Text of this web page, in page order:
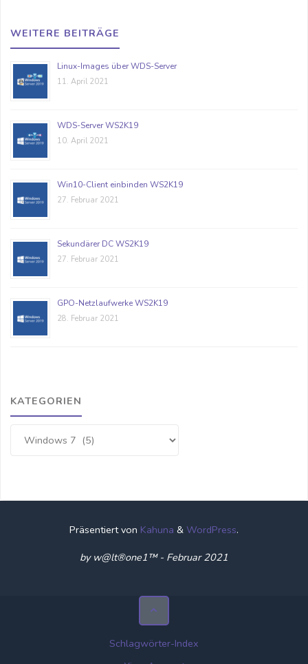
WEITERE BEITRÄGE
Linux-Images über WDS-Server
11. April 2021
WDS-Server WS2K19
10. April 2021
Win10-Client einbinden WS2K19
27. Februar 2021
Sekundärer DC WS2K19
27. Februar 2021
GPO-Netzlaufwerke WS2K19
28. Februar 2021
KATEGORIEN
Präsentiert von Kahuna & WordPress.
by w@lt®one1™ - Februar 2021
Schlagwörter-Index